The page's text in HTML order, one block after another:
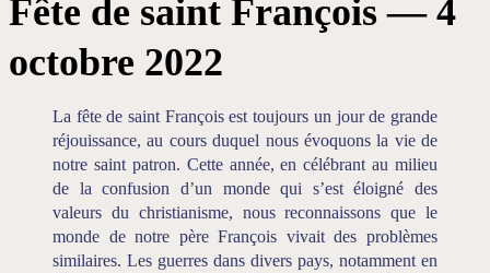
Fête de saint François — 4
octobre 2022
La fête de saint François est toujours un jour de grande
réjouissance, au cours duquel nous évoquons la vie de
notre saint patron. Cette année, en célébrant au milieu
de la confusion d’un monde qui s’est éloigné des
valeurs du christianisme, nous reconnaissons que le
monde de notre père François vivait des problèmes
similaires. Les guerres dans divers pays, notamment en